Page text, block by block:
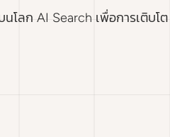
โลก AI Search เพื่อการเติบโต